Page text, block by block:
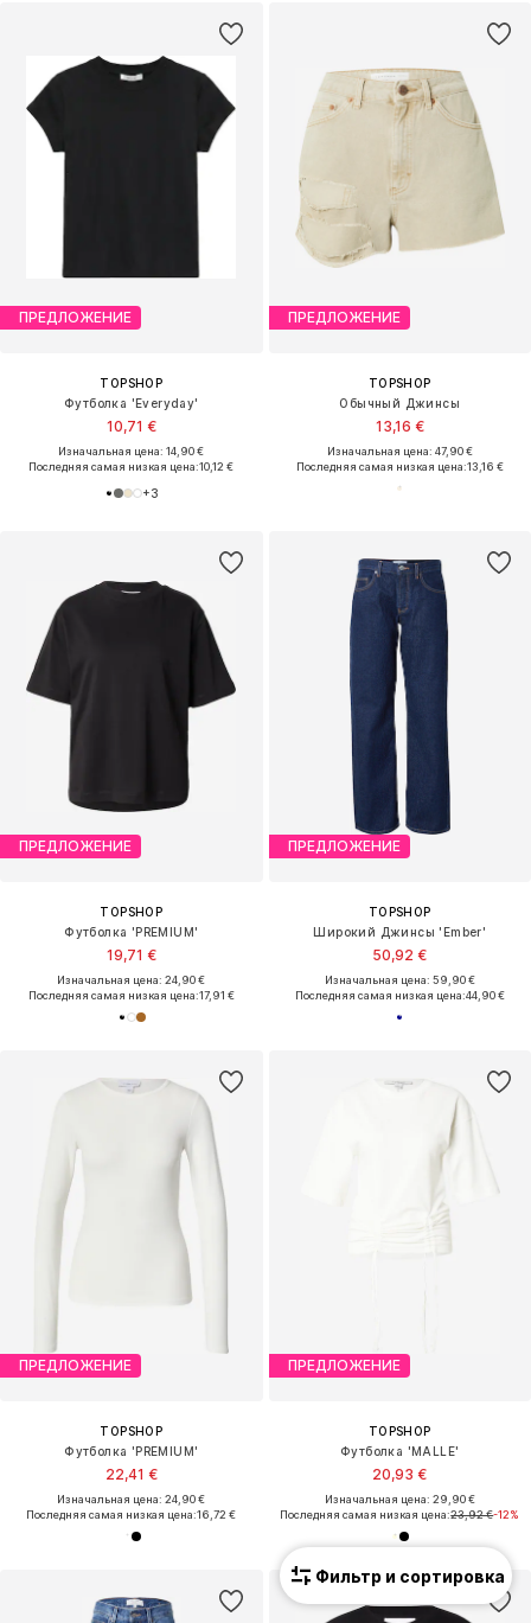
ПРЕДЛОЖЕНИЕ
TOPSHOP
Футболка 'Everyday'
10,71 €
Изначальная цена: 14,90 €
Последняя самая низкая цена:10,12 €
+3
ПРЕДЛОЖЕНИЕ
TOPSHOP
Обычный Джинсы
13,16 €
Изначальная цена: 47,90 €
Последняя самая низкая цена:13,16 €
ПРЕДЛОЖЕНИЕ
TOPSHOP
Футболка 'PREMIUM'
19,71 €
Изначальная цена: 24,90 €
Последняя самая низкая цена:17,91 €
ПРЕДЛОЖЕНИЕ
TOPSHOP
Широкий Джинсы 'Ember'
50,92 €
Изначальная цена: 59,90 €
Последняя самая низкая цена:44,90 €
ПРЕДЛОЖЕНИЕ
TOPSHOP
Футболка 'PREMIUM'
22,41 €
Изначальная цена: 24,90 €
Последняя самая низкая цена:16,72 €
ПРЕДЛОЖЕНИЕ
TOPSHOP
Футболка 'MALLE'
20,93 €
Изначальная цена: 29,90 €
Последняя самая низкая цена:23,92 €-12%
Фильтр и сортировка